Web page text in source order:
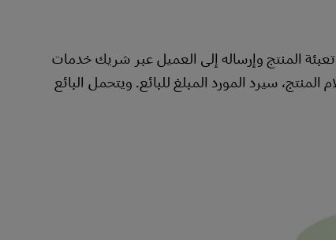
المنتج وإرساله إلى العميل عبر شريك خدمات
سيرد المورد المبلغ للبائع. ويتحمل البائع